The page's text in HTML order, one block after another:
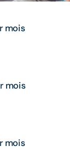
mois
mois
mois